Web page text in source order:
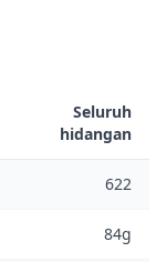
Seluruh
hidangan
622
84g